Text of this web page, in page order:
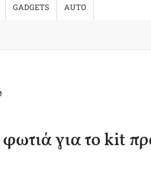
GADGETS AUTO
φωτιά για το kit